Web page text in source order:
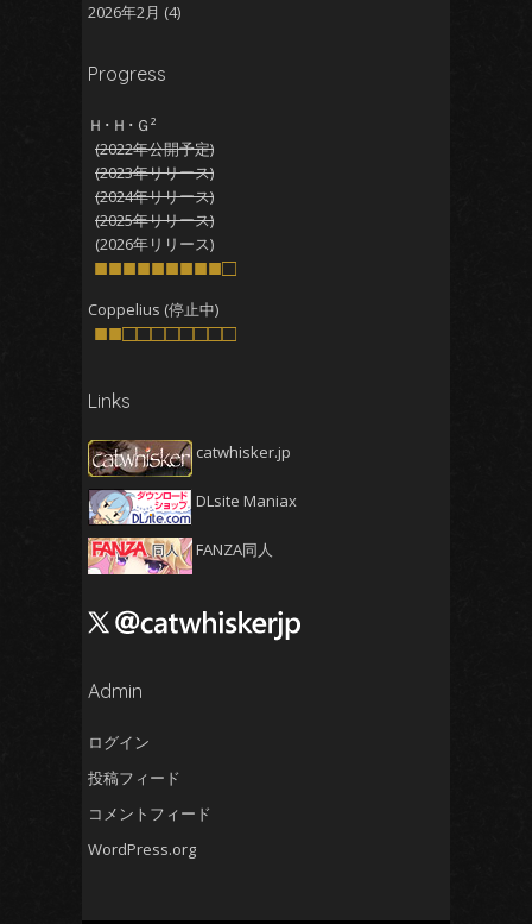
2026年2月 (4)
2025年12月
2025年11月
2025年10月(4)
2025年9月 (4)
2025年8月(5)
2025年7月(4)
(4)
2025年5月(5)
2025年3月
2025年2月(4)
2025年1月(5)
2024年12月(5)
2024年11月(5)
2024年9月(4)
2024年7月
Progress
Ｈ･Ｈ･Ｇ²
(2022年公開予定)
(2023年リリース)
(2024年リリース)
(2025年リリース)
(2026年リリース)
■■■■■■■■■□
Coppelius (停止中)
■■□□□□□□□□
Links
catwhisker.jp
DLsite Maniax
FANZA同人
Admin
ログイン
投稿フィード
コメントフィード
WordPress.org